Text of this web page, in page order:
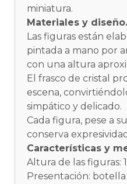
miniatura.
Materiales y diseño.
Las figuras están
pintada a mano por
con una altura
El frasco de cristal
escena,
simpático y delicado.
Cada figura, pese a
conserva
Características y
Altura de las figuras:
Presentación: